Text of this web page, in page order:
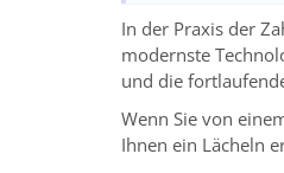
In der Praxis der
modernste
und die
Wenn Sie von
Ihnen ein Lächeln